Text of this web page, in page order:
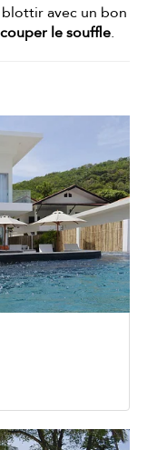
avec un bon
le souffle.